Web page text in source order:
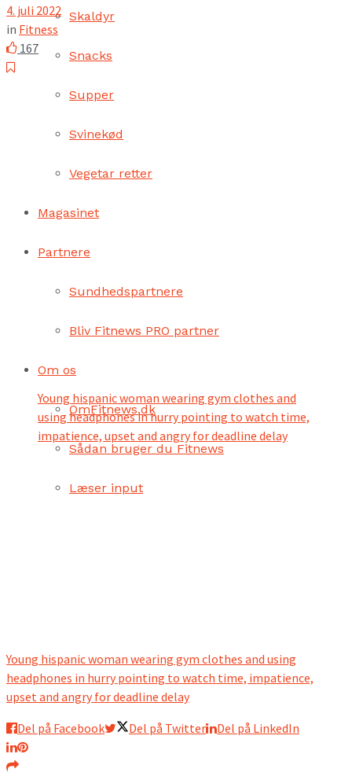
Skaldyr
Snacks
Supper
Svinekød
Vegetar retter
Magasinet
Partnere
Sundhedspartnere
Bliv Fitnews PRO partner
Om os
OmFitnews.dk
Sådan bruger du Fitnews
Læser input
4. juli 2022
in Fitness
167
Young hispanic woman wearing gym clothes and
using headphones in hurry pointing to watch time,
impatience, upset and angry for deadline delay
Young hispanic woman wearing gym clothes and using
headphones in hurry pointing to watch time, impatience,
upset and angry for deadline delay
Del på Facebook
Del på Twitter Del på LinkedIn